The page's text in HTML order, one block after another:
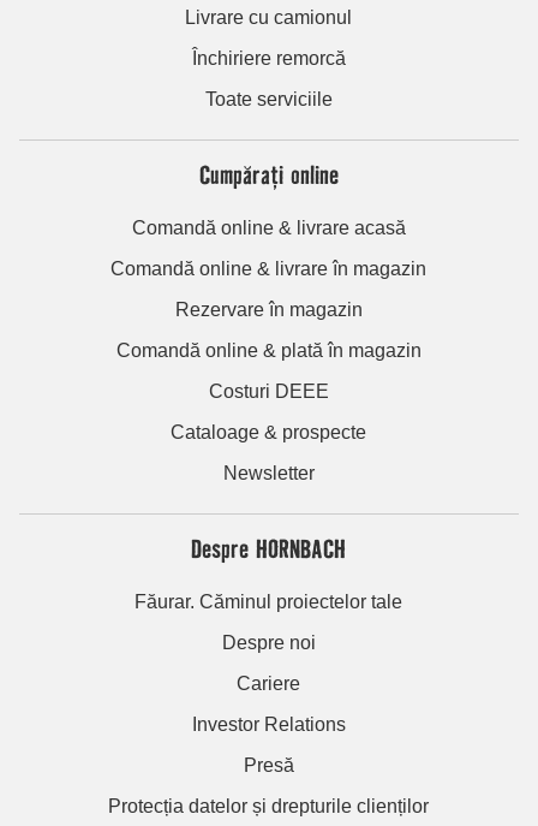
Livrare cu camionul
Închiriere remorcă
Toate serviciile
Cumpărați online
Comandă online & livrare acasă
Comandă online & livrare în magazin
Rezervare în magazin
Comandă online & plată în magazin
Costuri DEEE
Cataloage & prospecte
Newsletter
Despre HORNBACH
Făurar. Căminul proiectelor tale
Despre noi
Cariere
Investor Relations
Presă
Protecția datelor și drepturile clienților